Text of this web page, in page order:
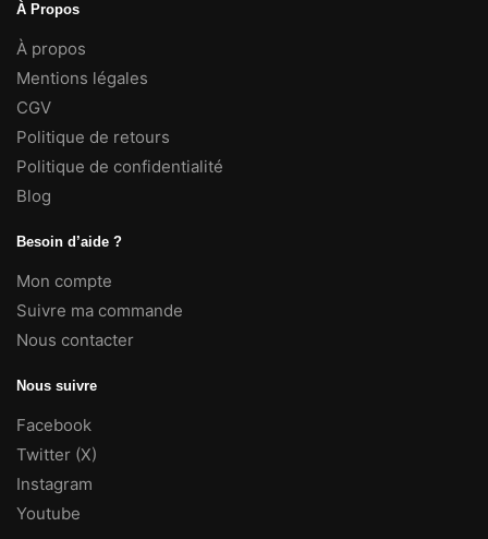
À Propos
À propos
Mentions légales
CGV
Politique de retours
Politique de confidentialité
Blog
Besoin d’aide ?
Mon compte
Suivre ma commande
Nous contacter
Nous suivre
Facebook
Twitter (X)
Instagram
Youtube